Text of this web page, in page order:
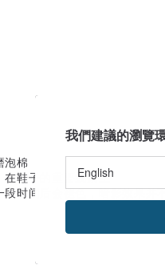
泡棉
鞋子的重要线条上
时间后会褪色，暗影效果并
我們建議的瀏覽